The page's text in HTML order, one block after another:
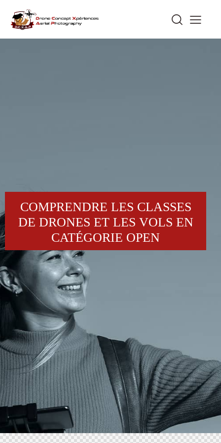
COMPRENDRE LES CLASSES
DE DRONES ET LES VOLS EN
CATÉGORIE OPEN